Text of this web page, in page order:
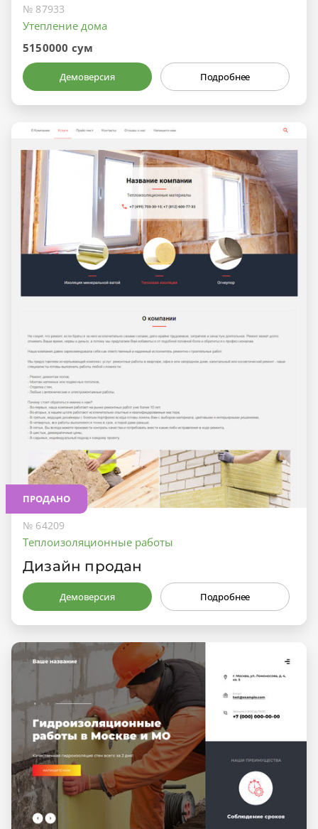
№ 87933
Утепление дома
5150000 сум
Демоверсия Подробнее
ПРОДАНО
№ 64209
Теплоизоляционные работы
Дизайн продан
Демоверсия Подробнее